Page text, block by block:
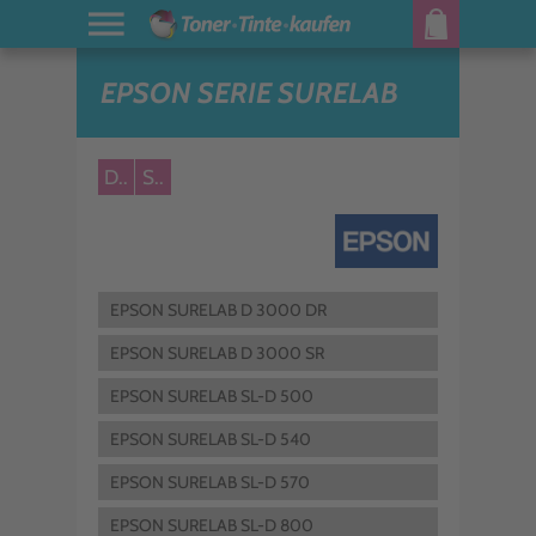
EPSON SERIE SURELAB
D.. S..
EPSON SURELAB D 3000 DR
EPSON SURELAB D 3000 SR
EPSON SURELAB SL-D 500
EPSON SURELAB SL-D 540
EPSON SURELAB SL-D 570
EPSON SURELAB SL-D 800